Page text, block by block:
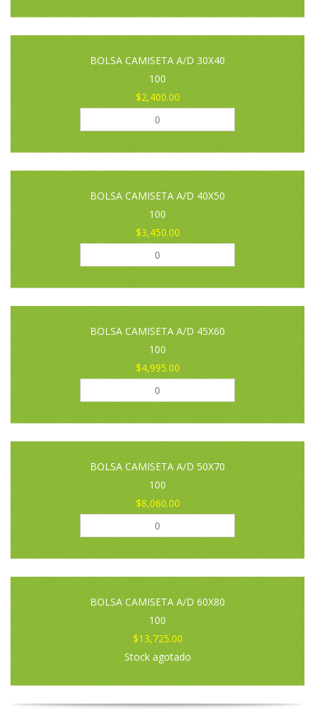
BOLSA CAMISETA A/D 30X40
100
$2,400.00
BOLSA CAMISETA A/D 40X50
100
$3,450.00
BOLSA CAMISETA A/D 45X60
100
$4,995.00
BOLSA CAMISETA A/D 50X70
100
$8,060.00
BOLSA CAMISETA A/D 60X80
100
$13,725.00
Stock agotado